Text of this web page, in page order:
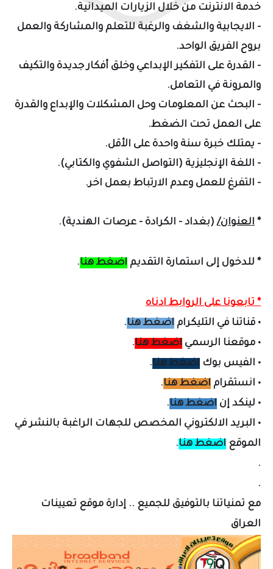
خدمة الانترنت من خلال الزيارات الميدانية.
- الايجابية والشغف والرغبة للتعلم والمشاركة والعمل
بروح الفريق الواحد.
- القدرة على التفكير الإبداعي وخلق أفكار جديدة والتكيف
والمرونة في التعامل.
- البحث عن المعلومات وحل المشكلات والإبداع والقدرة
على العمل تحت الضغط.
- يمتلك خبرة سنة واحدة على الأقل.
- اللغة الإنجليزية (التواصل الشفوي والكتابي).
- التفرغ للعمل وعدم الارتباط بعمل اخر.
* العنوان/ (بغداد - الكرادة - عرصات الهندية).
* للدخول إلى استمارة التقديم اضغط هنا.
* تابعونا على الروابط ادناه
• قناتنا في التليكرام اضغط هنا.
• موقعنا الرسمي اضغط هنا.
• الفيس بوك اضغط هنا.
• انستقرام اضغط هنا.
• لينكد إن اضغط هنا.
• البريد الالكتروني المخصص للجهات الراغبة بالنشر في
الموقع اضغط هنا.
.
.
مع تمنياتنا بالتوفيق للجميع .. إدارة موقع تعيينات
العراق